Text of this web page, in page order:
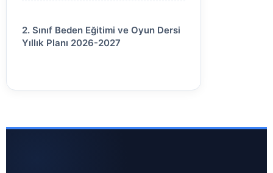
2. Sınıf Beden Eğitimi ve Oyun Dersi
Yıllık Planı 2026-2027